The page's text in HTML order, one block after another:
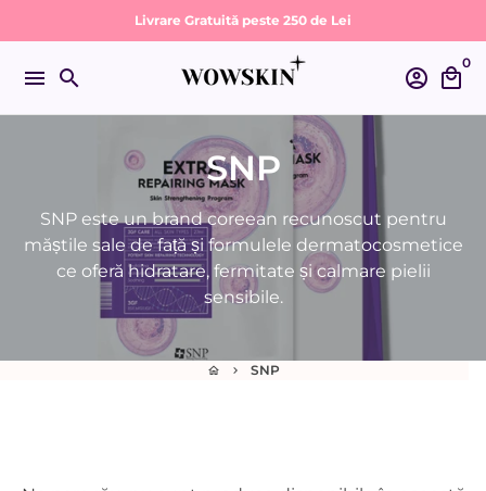
la
conținut
Livrare Gratuită peste 250 de Lei
menu search account_circle local_mall
0
SNP
SNP este un brand coreean recunoscut pentru
măștile sale de față și formulele dermatocosmetice
ce oferă hidratare, fermitate și calmare pielii
sensibile.
home keyboard_arrow_right SNP